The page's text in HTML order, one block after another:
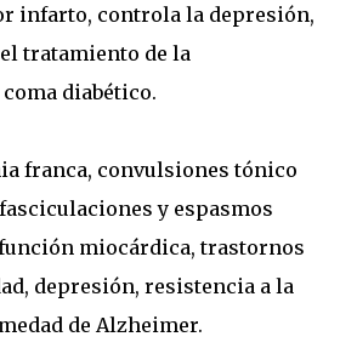
infarto, controla la depresión,
tratamiento de la
diabético.
franca, convulsiones tónico
y espasmos
miocárdica, trastornos
depresión, resistencia a la
de Alzheimer.